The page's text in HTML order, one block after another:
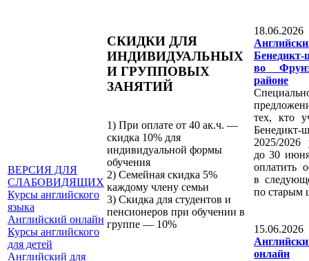
ВЕРСИЯ ДЛЯ
СЛАБОВИДЯЩИХ
Курсы английского
языка
Английский онлайн
Курсы английского
для детей
Английский для
СКИДКИ ДЛЯ
ИНДИВИДУАЛЬНЫХ
И ГРУППОВЫХ
ЗАНЯТИЙ
1) При оплате от 40 ак.ч. —
скидка 10% для
индивидуальной формы
обучения
2) Семейная скидка 5%
каждому члену семьи
3) Скидка для студентов и
пенсионеров при обучении в
группе — 10%
Бенедикт-
во
районе
тех, кто
Бенедикт-
2025/2026
до 30
оплатить
в
по старым
онлайн